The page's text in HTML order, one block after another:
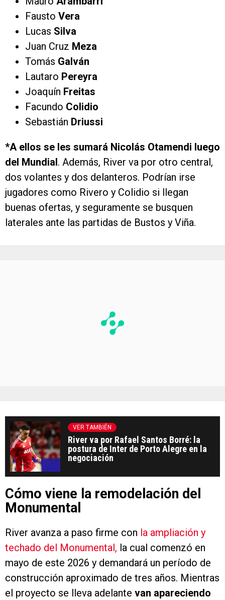
Fausto Vera
Lucas Silva
Juan Cruz Meza
Tomás Galván
Lautaro Pereyra
Joaquín Freitas
Facundo Colidio
Sebastián Driussi
*A ellos se les sumará Nicolás Otamendi luego
del Mundial . Además, River va por otro central,
dos volantes y dos delanteros. Podrían irse
jugadores como Rivero y Colidio si llegan
buenas ofertas, y seguramente se busquen
laterales ante las partidas de Bustos y Viña.
VER TAMBIÉN
River va por Rafael Santos Borré: la
postura de Inter de Porto Alegre en la
negociación
Cómo viene la remodelación del
Monumental
River avanza a paso firme con la ampliación y
techado del Monumental, la cual comenzó en
mayo de este 2026 y demandará un período de
construcción aproximado de tres años. Mientras
el proyecto se lleva adelante van apareciendo